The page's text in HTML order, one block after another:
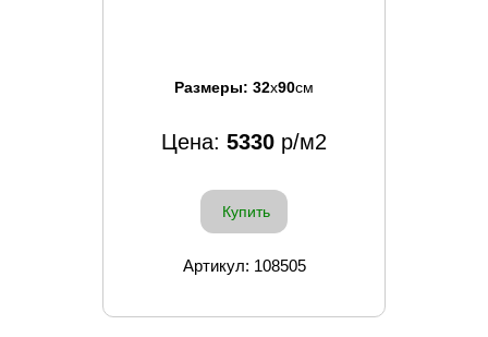
Размеры: 32x90см
Цена: 5330 р/м2
Купить
Артикул: 108505